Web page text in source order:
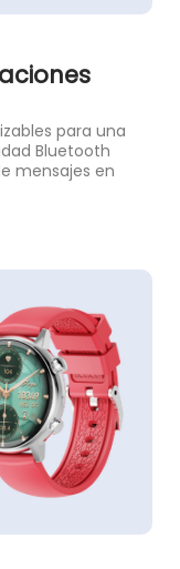
para una
Bluetooth
mensajes en